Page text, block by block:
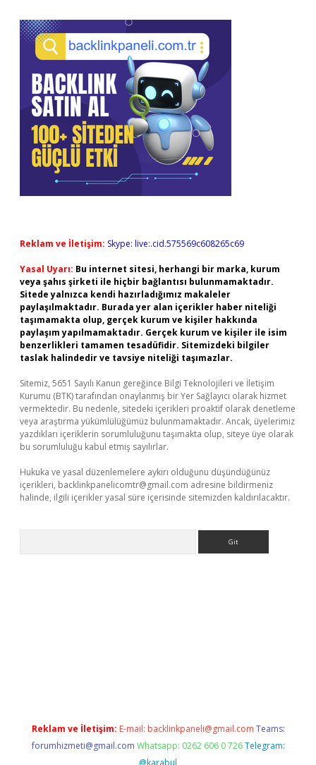
Reklam ve İletişim: Skype: live:.cid.575569c608265c69
Yasal Uyarı: Bu internet sitesi, herhangi bir marka, kurum
veya şahıs şirketi ile hiçbir bağlantısı bulunmamaktadır.
Sitede yalnızca kendi hazırladığımız makaleler
paylaşılmaktadır. Burada yer alan içerikler haber niteliği
taşımamakta olup, gerçek kurum ve kişiler hakkında
paylaşım yapılmamaktadır. Gerçek kurum ve kişiler ile isim
benzerlikleri tamamen tesadüfidir. Sitemizdeki bilgiler
taslak halindedir ve tavsiye niteliği taşımazlar.
Sitemiz, 5651 Sayılı Kanun gereğince Bilgi Teknolojileri ve İletişim
Kurumu (BTK) tarafından onaylanmış bir Yer Sağlayıcı olarak hizmet
vermektedir. Bu nedenle, sitedeki içerikleri proaktif olarak denetleme
veya araştırma yükümlülüğümüz bulunmamaktadır. Ancak, üyelerimiz
yazdıkları içeriklerin sorumluluğunu taşımakta olup, siteye üye olarak
bu sorumluluğu kabul etmiş sayılırlar.
Hukuka ve yasal düzenlemelere aykırı olduğunu düşündüğünüz
içerikleri, backlinkpanelicomtr@gmail.com adresine bildirmeniz
halinde, ilgili içerikler yasal süre içerisinde sitemizden kaldırılacaktır.
Reklam ve İletişim: E-mail: backlinkpaneli@gmail.com Teams:
forumhizmeti@gmail.com Whatsapp: 0262 606 0 726 Telegram:
@karabul